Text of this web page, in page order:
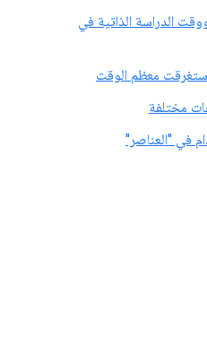
الدراسة الذاتية في
معظم الوقت
مختلفة
في "العناصر"